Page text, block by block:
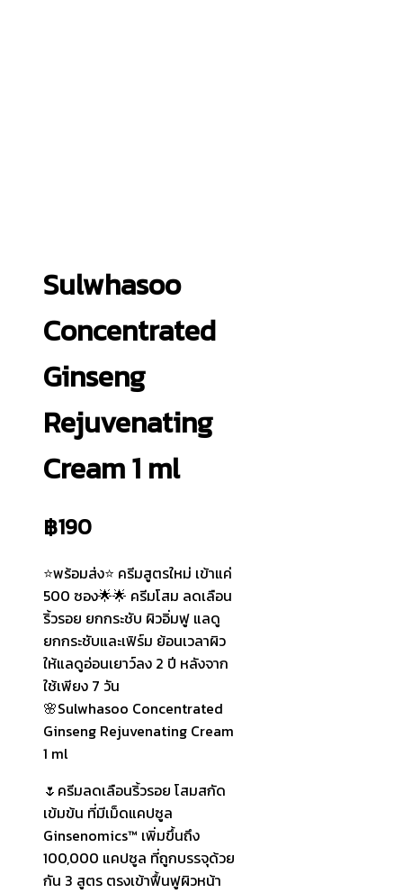
Sulwhasoo
Concentrated
Ginseng
Rejuvenating
Cream 1 ml
฿190
⭐พร้อมส่ง⭐ ครีมสูตรใหม่ เข้าแค่
500 ซอง🌟🌟 ครีมโสม ลดเลือน
ริ้วรอย ยกกระชับ ผิวอิ่มฟู แลดู
ยกกระชับและเฟิร์ม ย้อนเวลาผิว
ให้แลดูอ่อนเยาว์ลง 2 ปี หลังจาก
ใช้เพียง 7 วัน
🌸Sulwhasoo Concentrated
Ginseng Rejuvenating Cream
1 ml
🌷ครีมลดเลือนริ้วรอย โสมสกัด
เข้มข้น ที่มีเม็ดแคปซูล
Ginsenomics™ เพิ่มขึ้นถึง
100,000 แคปซูล ที่ถูกบรรจุด้วย
กัน 3 สูตร ตรงเข้าฟื้นฟูผิวหน้า